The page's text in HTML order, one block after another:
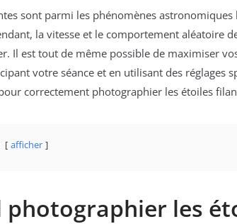
sont parmi les phénomènes astronomiques
la vitesse et le comportement aléatoire
Il est tout de même possible de maximiser
votre séance et en utilisant des réglages
correctement photographier les étoiles
afficher
photographier les